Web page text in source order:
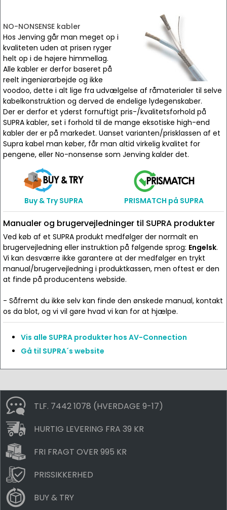
NO-NONSENSE kabler
Hos Jenving går man meget op i
kvaliteten uden at prisen ryger
helt op i de højere himmellag.
Alle kabler er derfor baseret på
reelt ingeniørarbejde og ikke
voodoo, dette i alt lige fra udvælgelse af råmaterialer til selve
kabelkonstruktion og derved de endelige lydegenskaber.
Der er derfor et yderst fornuftigt pris-/kvalitetsforhold på
SUPRA kabler, set i forhold til de mange eksotiske high-end
kabler der er på markedet. Uanset varianten/prisklassen af et
Supra kabel man køber, får man altid virkelig kvalitet for
pengene, eller No-nonsense som Jenving kalder det.
Buy & Try SUPRA PRISMATCH på SUPRA
Manualer og brugervejledninger til SUPRA produkter
Ved køb af et SUPRA produkt medfølger der normalt en
brugervejledning eller instruktion på følgende sprog: Engelsk.
Vi kan desværre ikke garantere at der medfølger en trykt
manual/brugervejledning i produktkassen, men oftest er den
at finde på producentens webside.
- Såfremt du ikke selv kan finde den ønskede manual, kontakt
os da blot, og vi vil gøre hvad vi kan for at hjælpe.
Vis alle SUPRA produkter hos AV-Connection
Gå til SUPRA´s website
TLF. 7442 1078 (HVERDAGE 9-17)
HURTIG LEVERING FRA 39 KR
FRI FRAGT OVER 995 KR
PRISSIKKERHED
BUY & TRY